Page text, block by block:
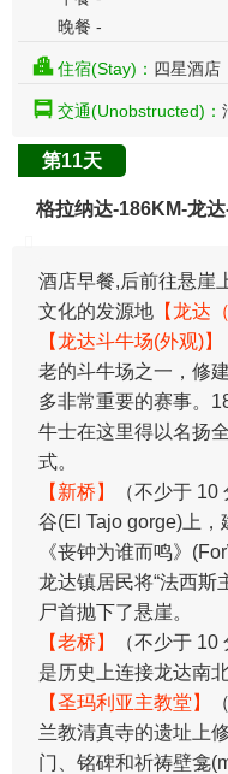
晚餐 -
住宿(Stay)： 四星酒店
交通(Unobstructed)：
第11天
格拉纳达-186KM-龙
酒店早餐,后前往悬崖
文化的发源地 【龙达
【龙达斗牛场(外观)】
老的斗牛场之一，修
多非常重要的赛事。
牛士在这里得以名扬
式。
【新桥】
（不少于
谷(El Tajo gorge)上
《丧钟为谁而鸣》
龙达镇居民将“法西斯
尸首抛下了悬崖。
【老桥】
（不少于
是历史上连接龙达南
【圣玛利亚主教堂】
兰教清真寺的遗址上
门、铭碑和祈祷壁龛